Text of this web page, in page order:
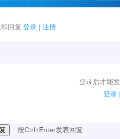
回复 登录 | 注册
登录后才能
登录 |
1.电脑端新用户可以发表评论了！
按Ctrl+Enter发表回复